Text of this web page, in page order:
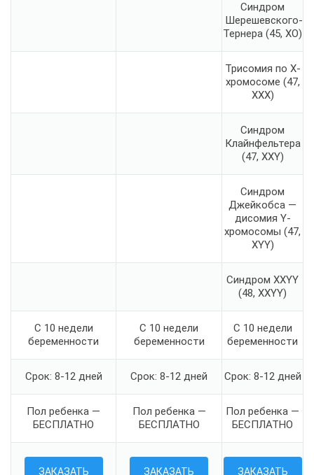
Синдром
Шерешевского-
Тернера (45, XO)
Трисомия по X-
хромосоме (47,
XXX)
Синдром
Клайнфельтера
(47, XXY)
Синдром
Джейкобса —
дисомия Y-
хромосомы (47,
XYY)
Синдром XXYY
(48, XXYY)
С 10 недели
беременности
С 10 недели
беременности
С 10 недели
беременности
Срок: 8-12 дней Срок: 8-12 дней Срок: 8-12 дней
Пол ребенка —
БЕСПЛАТНО
Пол ребенка —
БЕСПЛАТНО
Пол ребенка —
БЕСПЛАТНО
ЗАКАЗАТЬ ЗАКАЗАТЬ ЗАКАЗАТЬ